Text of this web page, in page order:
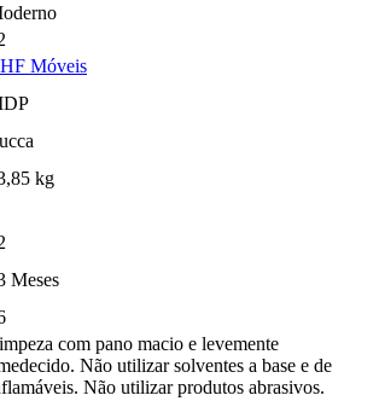
Móveis
kg
Meses
com pano macio e levemente
Não utilizar solventes a base e de
Não utilizar produtos abrasivos.